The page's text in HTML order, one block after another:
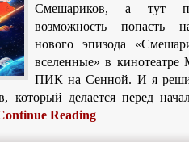
Смешариков, а тут
возможность попасть
нового эпизода
вселенные» в
ПИК на Сенной. И я
который делается перед
Reading